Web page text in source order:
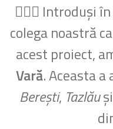
🙋🏽‍♀️ Introduși
colega noastră
acest proiect,
Vară. Aceasta
Berești, Tazlăuși